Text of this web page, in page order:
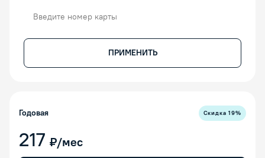
ПРИМЕНИТЬ
Годовая Скидка19%
217 ₽/мес